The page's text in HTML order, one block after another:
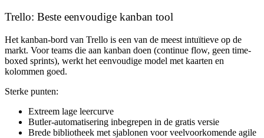
Trello: Beste eenvoudige kanban tool
Het kanban-bord van Trello is een van de meest intuïtieve op de
markt. Voor teams die aan kanban doen (continue flow, geen time-
boxed sprints), werkt het eenvoudige model met kaarten en
kolommen goed.
Sterke punten:
Extreem lage leercurve
Butler-automatisering inbegrepen in de gratis versie
Brede bibliotheek met sjablonen voor veelvoorkomende agile